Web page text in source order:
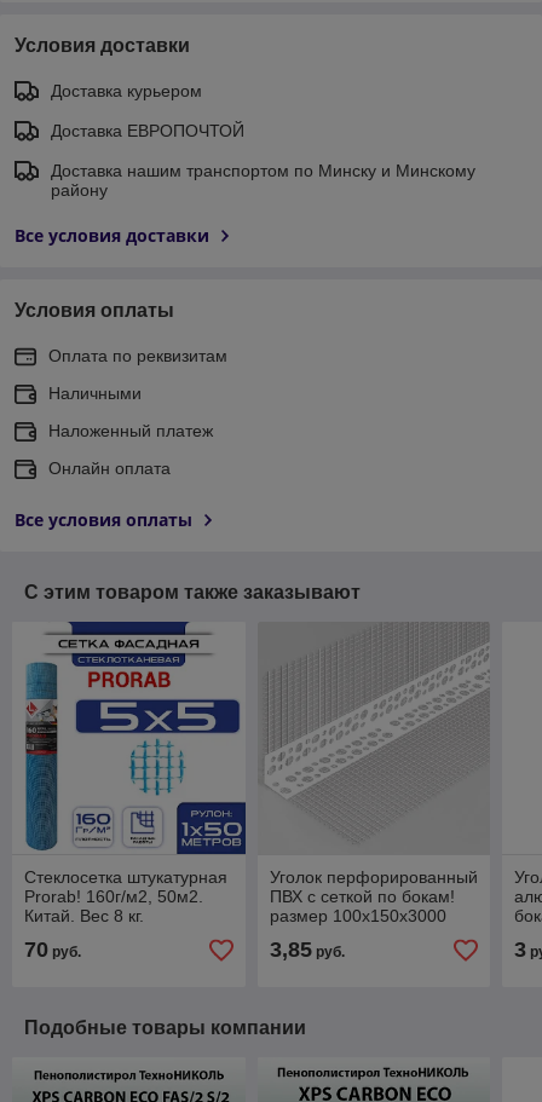
Условия доставки
Доставка курьером
Доставка ЕВРОПОЧТОЙ
Доставка нашим транспортом по Минску и Минскому
району
Все условия доставки
Условия оплаты
Оплата по реквизитам
Наличными
Наложенный платеж
Онлайн оплата
Все условия оплаты
С этим товаром также заказывают
Стеклосетка штукатурная
Prorab! 160г/м2, 50м2.
Китай. Вес 8 кг.
70 руб.
Уголок перфорированный
ПВХ с сеткой по бокам!
размер 100х150х3000
3,85руб. 3
Подобные товары компании